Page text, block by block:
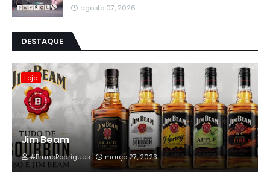
agosto 07, 2026
DESTAQUE
Loja
Jim Beam
#BrunoRodrigues março 27, 2023